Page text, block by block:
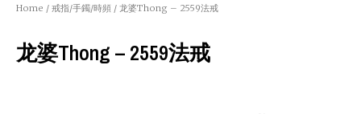
Home / 戒指/手鐲/時頻 / 龙婆Thong – 2559法戒
龙婆Thong – 2559法戒